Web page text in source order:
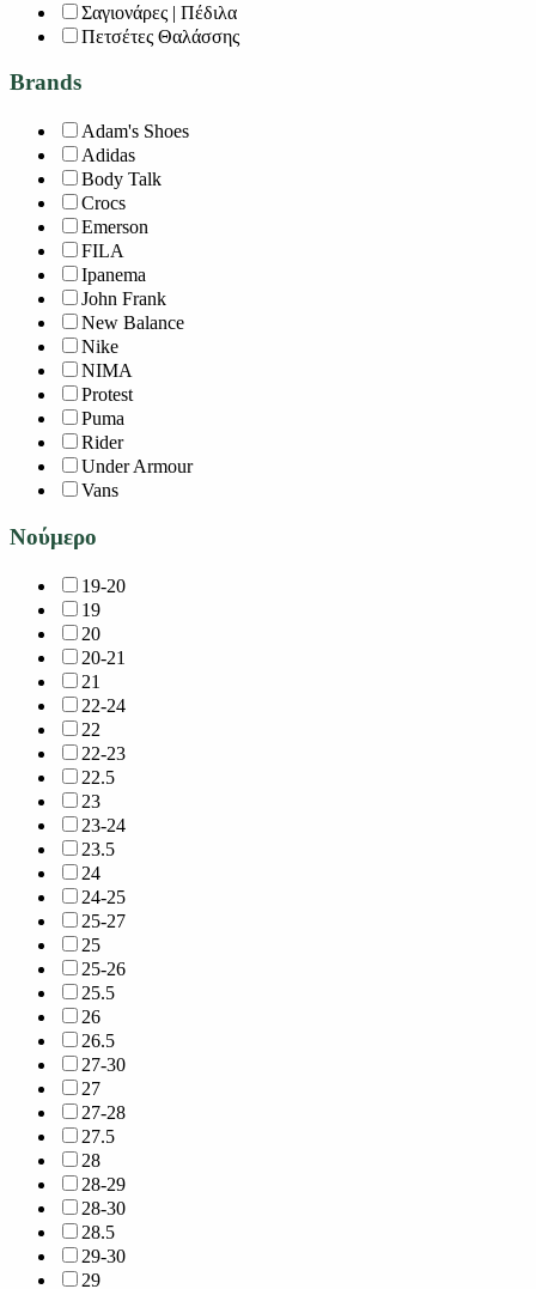
Σαγιονάρες | Πέδιλα
Πετσέτες Θαλάσσης
Brands
Adam's Shoes
Adidas
Body Talk
Crocs
Emerson
FILA
Ipanema
John Frank
New Balance
Nike
NIMA
Protest
Puma
Rider
Under Armour
Vans
Νούμερο
19-20
19
20
20-21
21
22-24
22
22-23
22.5
23
23-24
23.5
24
24-25
25-27
25
25-26
25.5
26
26.5
27-30
27
27-28
27.5
28
28-29
28-30
28.5
29-30
29